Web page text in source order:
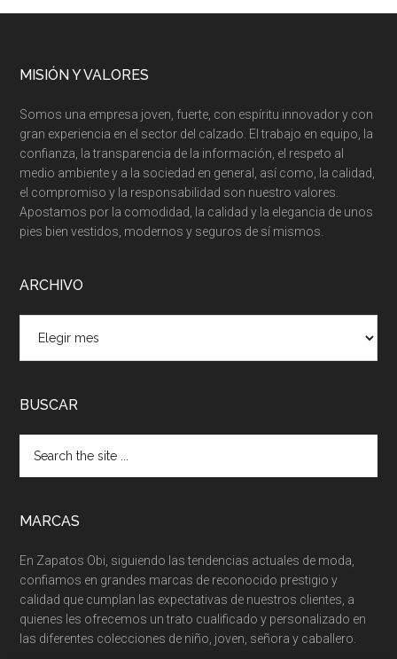
MISIÓN Y VALORES
Somos una empresa joven, fuerte, con espíritu innovador y con
gran experiencia en el sector del calzado. El trabajo en equipo, la
confianza, la transparencia de la información, el respeto al
medio ambiente y a la sociedad en general, así como, la calidad,
el compromiso y la responsabilidad son nuestro valores.
Apostamos por la comodidad, la calidad y la elegancia de unos
pies bien vestidos, modernos y seguros de sí mismos.
ARCHIVO
BUSCAR
MARCAS
En Zapatos Obi, siguiendo las tendencias actuales de moda,
confiamos en grandes marcas de reconocido prestigio y
calidad que cumplan las expectativas de nuestros clientes, a
quienes les ofrecemos un trato cualificado y personalizado en
las diferentes colecciones de niño, joven, señora y caballero.